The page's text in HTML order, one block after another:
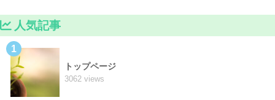
人気記事
1
トップページ
3062 views